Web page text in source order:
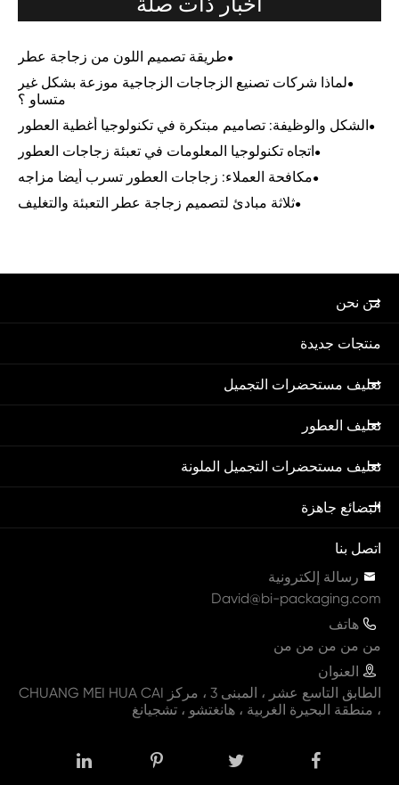
طريقة تصميم اللون من زجاجة عطر
لماذا شركات تصنيع الزجاجات الزجاجية موزعة بشكل غير
متساوٍ ؟
الشكل والوظيفة: تصاميم مبتكرة في تكنولوجيا أغطية العطور
اتجاه تكنولوجيا المعلومات في تعبئة زجاجات العطور
مكافحة العملاء: زجاجات العطور تسرب أيضا مزاجه
ثلاثة مبادئ لتصميم زجاجة عطر التعبئة والتغليف
من نحن
منتجات جديدة
تغليف مستحضرات التجميل
تغليف العطور
تغليف مستحضرات التجميل الملونة
البضائع جاهزة
اتصل بنا
 رسالة إلكترونية
David@bi-packaging.com
 هاتف
من من من من من
 العنوان
الطابق التاسع عشر ، المبنى 3 ، مركز CHUANG MEI HUA CAI
، منطقة البحيرة الغربية ، هانغتشو ، تشجيانغ